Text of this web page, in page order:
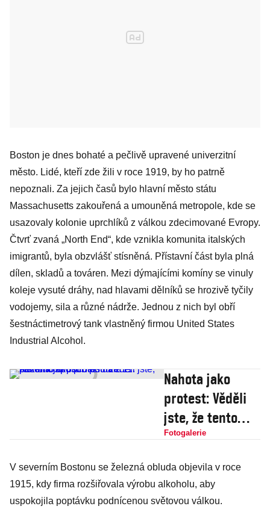
Boston je dnes bohaté a pečlivě upravené univerzitní
město. Lidé, kteří zde žili v roce 1919, by ho patrně
nepoznali. Za jejich časů bylo hlavní město státu
Massachusetts zakouřená a umouněná metropole, kde se
usazovaly kolonie uprchlíků z válkou zdecimované Evropy.
Čtvrť zvaná „North End“, kde vznikla komunita italských
imigrantů, byla obzvlášť stísněná. Přístavní část byla plná
dílen, skladů a továren. Mezi dýmajícími komíny se vinuly
koleje vysuté dráhy, nad hlavami dělníků se hrozivě tyčily
vodojemy, sila a různé nádrže. Jednou z nich byl obří
šestnáctimetrový tank vlastněný firmou United States
Industrial Alcohol.
Nahota jako
protest: Věděli
jste, že tento
způsob poutání
pochází už z 11.
století?
Fotogalerie
V severním Bostonu se železná obluda objevila v roce
1915, kdy firma rozšiřovala výrobu alkoholu, aby
uspokojila poptávku podnícenou světovou válkou.